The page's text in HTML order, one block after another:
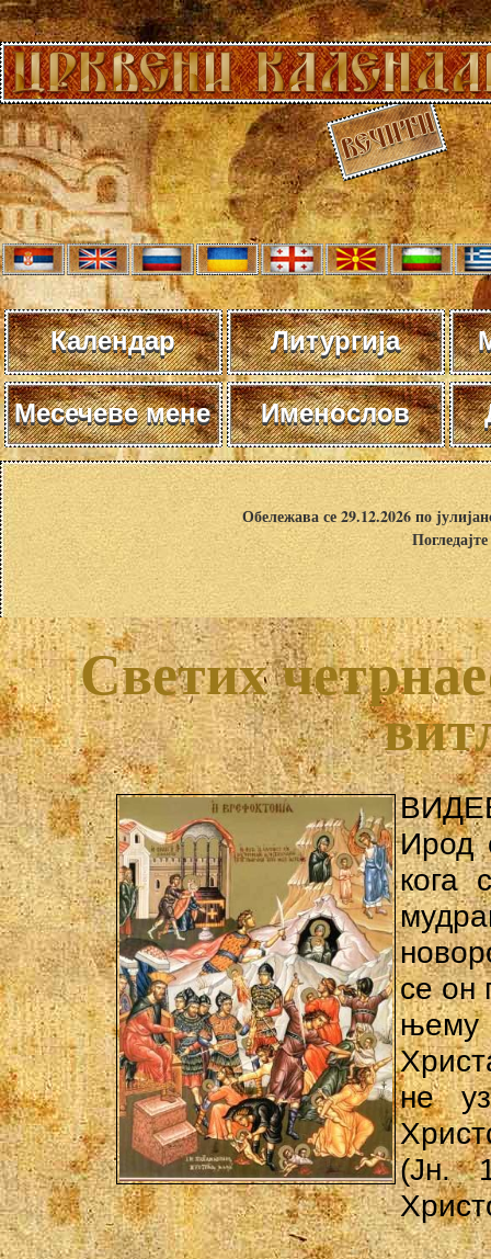
Календар Литургија
Месечеве мене Именослов
Обележава се 29.12.2026 по
Светих
Ирод
кога
се он
њему
не
(Јн.